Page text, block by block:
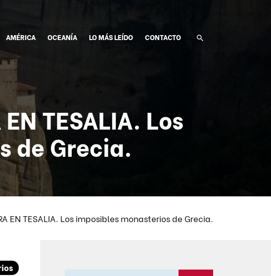
AMÉRICA OCEANÍA LO MÁS LEÍDO CONTACTO
TESALIA. Los
de Grecia.
EN TESALIA. Los imposibles monasterios de Grecia.